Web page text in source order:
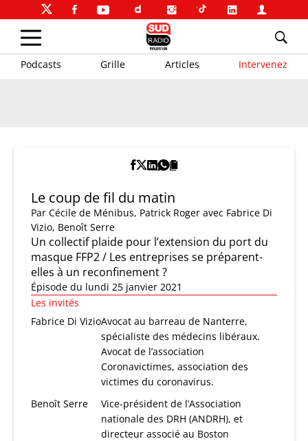
Podcasts Grille Articles Intervenez
Le coup de fil du matin
Par Cécile de Ménibus, Patrick Roger avec Fabrice Di
Vizio, Benoît Serre
Un collectif plaide pour l’extension du port du
masque FFP2 / Les entreprises se préparent-
elles à un reconfinement ?
Épisode du lundi 25 janvier 2021
Les invités
Fabrice Di VizioAvocat au barreau de Nanterre,
spécialiste des médecins libéraux.
Avocat de l’association
Coronavictimes, association des
victimes du coronavirus.
Benoît Serre
Vice-président de l’Association
nationale des DRH (ANDRH), et
directeur associé au Boston